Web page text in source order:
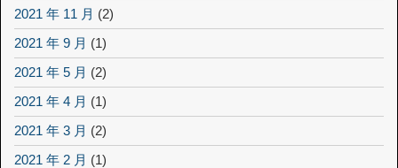
2021 年 11 月 (2)
2021 年 9 月 (1)
2021 年 5 月 (2)
2021 年 4 月 (1)
2021 年 3 月 (2)
2021 年 2 月 (1)